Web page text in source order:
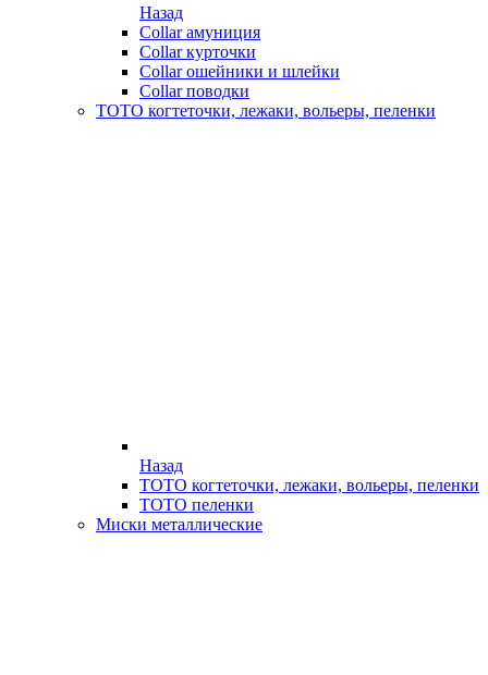
Назад
Collar амуниция
Collar курточки
Collar ошейники и шлейки
Collar поводки
ТОТО когтеточки, лежаки, вольеры, пеленки
Назад
ТОТО когтеточки, лежаки, вольеры, пеленки
ТОТО пеленки
Миски металлические